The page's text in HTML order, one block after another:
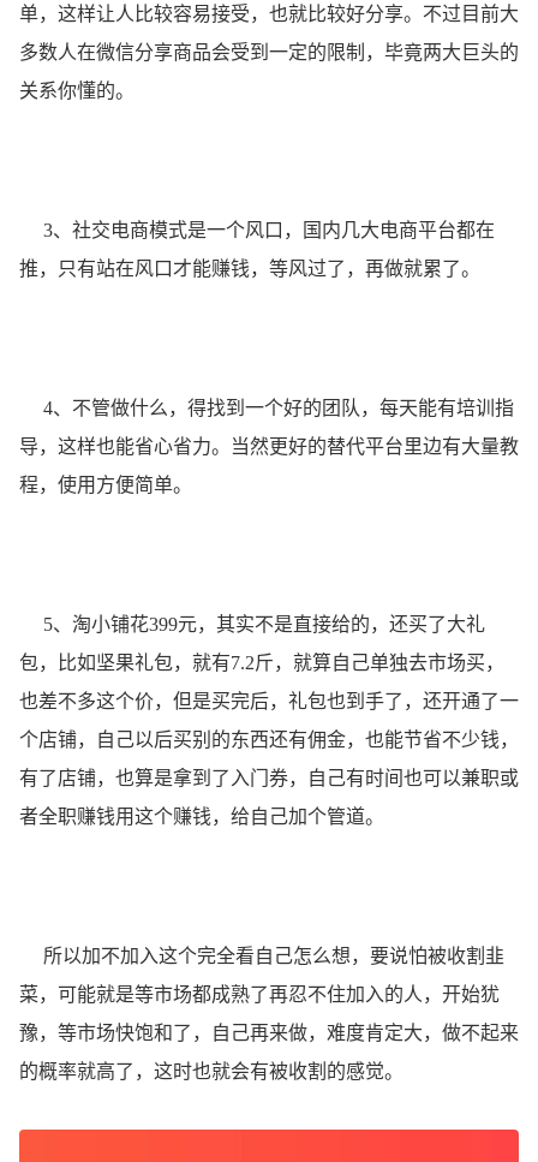
单，这样让人比较容易接受，也就比较好分享。不过目前大
多数人在微信分享商品会受到一定的限制，毕竟两大巨头的
关系你懂的。
3、社交电商模式是一个风口，国内几大电商平台都在
推，只有站在风口才能赚钱，等风过了，再做就累了。
4、不管做什么，得找到一个好的团队，每天能有培训指
导，这样也能省心省力。当然更好的替代平台里边有大量教
程，使用方便简单。
5、淘小铺花399元，其实不是直接给的，还买了大礼
包，比如坚果礼包，就有7.2斤，就算自己单独去市场买，
也差不多这个价，但是买完后，礼包也到手了，还开通了一
个店铺，自己以后买别的东西还有佣金，也能节省不少钱，
有了店铺，也算是拿到了入门券，自己有时间也可以兼职或
者全职赚钱用这个赚钱，给自己加个管道。
所以加不加入这个完全看自己怎么想，要说怕被收割韭
菜，可能就是等市场都成熟了再忍不住加入的人，开始犹
豫，等市场快饱和了，自己再来做，难度肯定大，做不起来
的概率就高了，这时也就会有被收割的感觉。